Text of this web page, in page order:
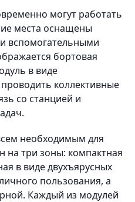
могут работать
места оснащены
вспомогательными
бортовая
в виде
коллективные
со станцией и
необходимым для
на три зоны: компактная
в виде двухъярусных
пользования, а
Каждый из модулей